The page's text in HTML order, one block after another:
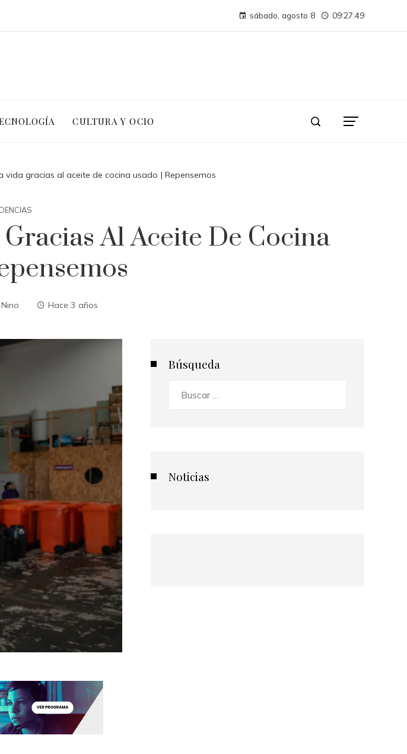
sábado, agosto 8 09:27:50
CULTURA Y OCIO
vida gracias al aceite de cocina usado | Repensemos
Al Aceite De Cocina
Hace 3 años
Búsqueda
Noticias